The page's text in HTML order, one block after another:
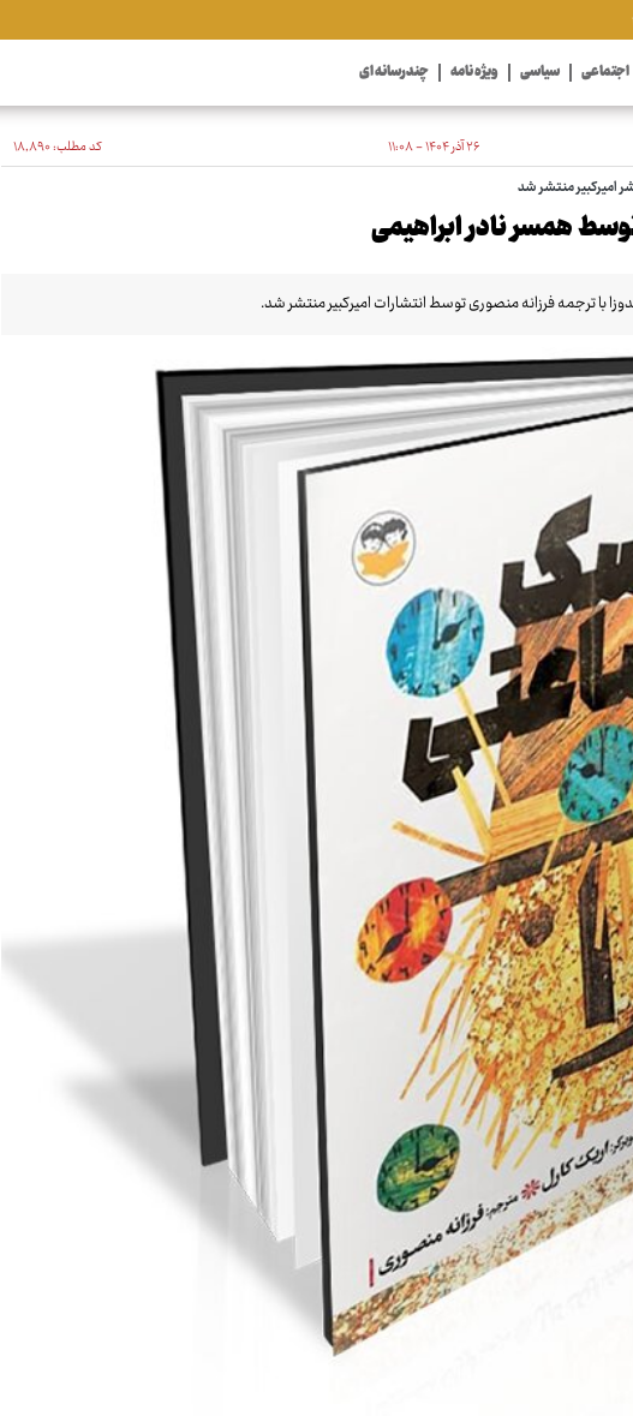
اجتماعی سیاسی ویژه نامه چندرسانه ای
۲۶ آذر ۱۴۰۴ - ۱۱:۰۸ کد مطلب:۱۸٬۸۹۰
منتشر شد
همسر نادر ابراهیمی
با ترجمه فرزانه منصوری توسط انتشارات امیرکبیر منتشر شد.